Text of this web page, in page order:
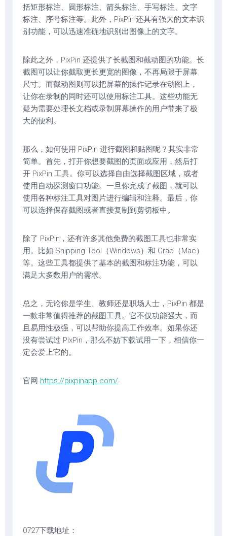
括矩形标注、圆形标注、箭头标注、手写标注、文字
标注、序号标注等。此外，PixPin 还具有强大的文本识
别功能，可以迅速准确地识别出图像上的文字。
除此之外，PixPin 还提供了长截图和截动图的功能。长
截图可以让你截取更长更宽的图像，不再局限于屏幕
尺寸。而截动图则可以把屏幕的操作记录在动图上，
让你在录制的同时还可以使用标注工具。这些功能无
疑为需要处理长文档或录制屏幕操作的用户带来了极
大的便利。
那么，如何使用 PixPin 进行截图和贴图呢？其实非常
简单。首先，打开你想要截图的页面或应用，然后打
开 PixPin 工具。你可以选择自由选择截图区域，或者
使用自动探测窗口功能。一旦你完成了截图，就可以
使用各种标注工具对图片进行编辑和注释。最后，你
可以选择保存截图或者直接复制到剪切板中。
除了 PixPin，还有许多其他免费的截图工具也非常实
用。比如 Snipping Tool（Windows）和 Grab（Mac）
等。这些工具都提供了基本的截图和标注功能，可以
满足大多数用户的需求。
总之，无论你是学生、教师还是职场人士，PixPin 都是
一款非常值得推荐的截图工具。它不仅功能强大，而
且易用性极强，可以帮助你提高工作效率。如果你还
没有尝试过 PixPin，那么不妨下载试用一下，相信你一
定会爱上它的。
官网 https://pixpinapp.com/
0727下载地址：